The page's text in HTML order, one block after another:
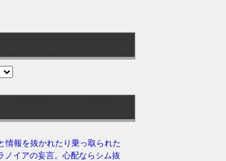
情報を抜かれたり乗っ取られた
ノイアの妄言。心配ならシム抜